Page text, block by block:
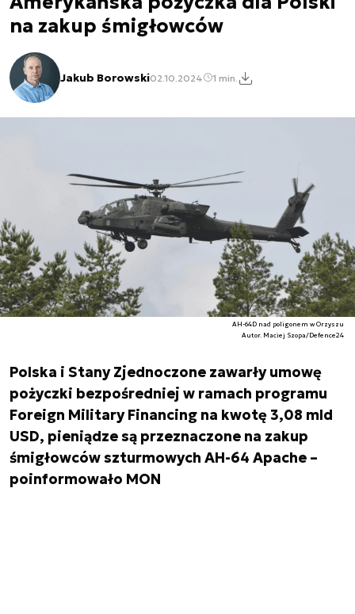
na zakup śmigłowców
Jakub Borowski02.10.2024 1 min.
AH-64D nad poligonem w Orzyszu
Autor. Maciej Szopa/Defence24
Polska i Stany Zjednoczone zawarły umowę
pożyczki bezpośredniej w ramach programu
Foreign Military Financing na kwotę 3,08 mld
USD, pieniądze są przeznaczone na zakup
śmigłowców szturmowych AH-64 Apache –
poinformowało MON